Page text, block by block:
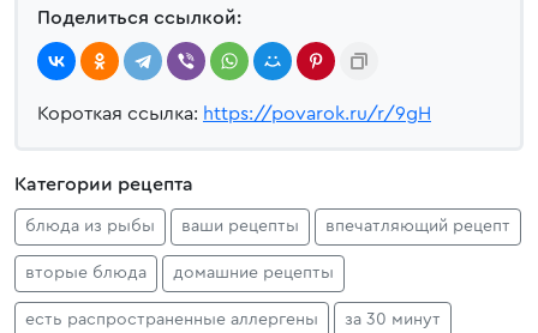
Поделиться ссылкой:
Короткая ссылка: https://povarok.ru/r/9gH
Категории рецепта
блюда из рыбы ваши рецепты впечатляющий рецепт
вторые блюда домашние рецепты
есть распространенные аллергены за 30 минут